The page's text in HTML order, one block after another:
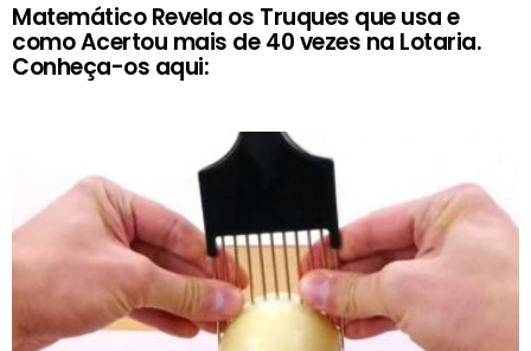
Matemático Revela os Truques que usa e
como Acertou mais de 40 vezes na Lotaria.
Conheça-os aqui: